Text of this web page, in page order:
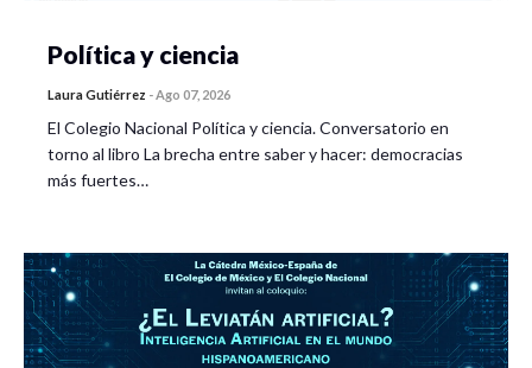
Política y ciencia
Laura Gutiérrez -Ago 07, 2026
El Colegio Nacional Política y ciencia. Conversatorio en
torno al libro La brecha entre saber y hacer: democracias
más fuertes…